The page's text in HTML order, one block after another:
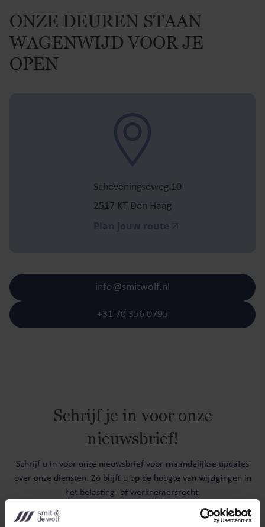
ONZE DEUREN STAAN
WAGENWIJD VOOR JE
OPEN
Scheveningseweg 10
2517 KT Den Haag
+31 70 356 0795
info@smitwolf.nl
Schrijf je in voor onze
nieuwsbrief!
Schrijf u in voor onze nieuwsbrief voor maandelijkse updates
over onze diensten. Zo blijft u op de hoogte van wijzigingen in
het belasting- of werknemersrecht.